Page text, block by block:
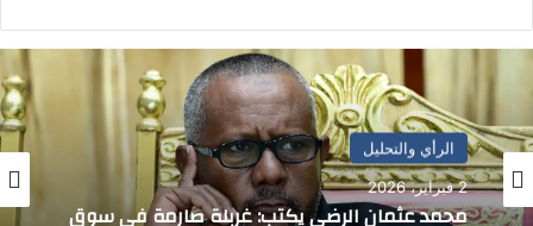
الوي
ب
الرأي والتحليل
الرأي والتحليل
2 فبراير، 2026